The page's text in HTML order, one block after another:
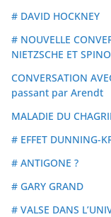
# DAVID HOCKNEY
# NOUVELLE
NIETZSCHE ET
CONVERSATION
passant par Arendt
MALADIE DU
# EFFET DUNNING-
# ANTIGONE ?
# GARY GRAND
# VALSE DANS